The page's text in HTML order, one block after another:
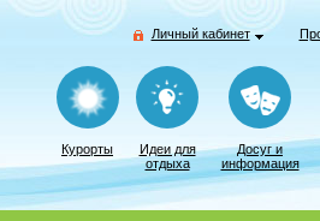
Личный кабинет
Курорты
Идеи для
отдыха
Досуг и
информация